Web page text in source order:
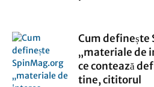
Cum definește
„materiale de
ce contează
tine, cititorul